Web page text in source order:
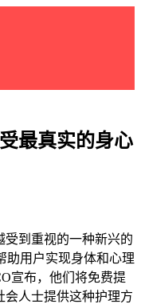
最真实的身心
受到重视的一种新兴的
助用户实现身体和心理
宣布，他们将免费提
会人士提供这种护理方